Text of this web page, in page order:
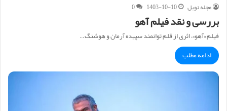
مجله نوبل 1403-10-10
0
بررسی و نقد فیلم آهو
فیلم «آهو»، اثری از قلم توانمند سپیده آرمان و هوشنگ…
ادامه مطلب